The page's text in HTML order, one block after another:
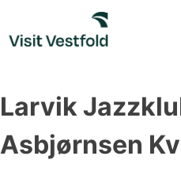
content
Larvik
Asbjørnsen